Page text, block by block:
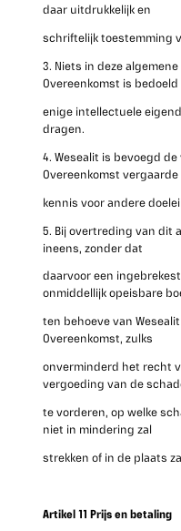
daar uitdrukkelijk en
schriftelijk toestemming
3. Niets in deze
Overeenkomst is bedoeld
enige intellectuele
dragen.
4. Wesealit is bevoegd
Overeenkomst vergaarde
kennis voor andere
5. Bij overtreding van dit
ineens, zonder dat
daarvoor een
onmiddellijk opeisbare
ten behoeve van
Overeenkomst, zulks
onverminderd het recht
vergoeding van de
te vorderen, op welke
niet in mindering zal
strekken of in de plaats
Artikel 11 Prijs en betaling